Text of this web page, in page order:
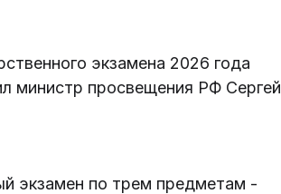
экзамена 2026 года
министр просвещения РФ Сергей
экзамен по трем предметам -